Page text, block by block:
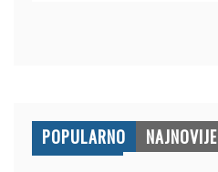
POPULARNO NAJNOVIJE